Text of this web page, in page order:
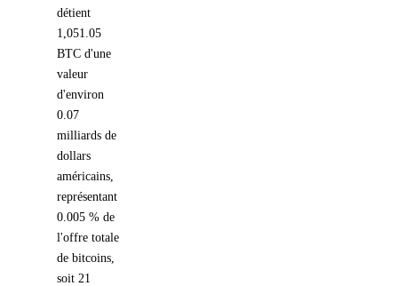
détient
1,051.05
BTC d'une
valeur
d'environ
0.07
milliards de
dollars
américains,
représentant
0.005 % de
l'offre totale
de bitcoins,
soit 21